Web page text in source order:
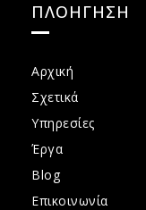
ΠΛΟΗΓΗΣΗ
Αρχική
Σχετικά
Υπηρεσίες
Έργα
Blog
Επικοινωνία